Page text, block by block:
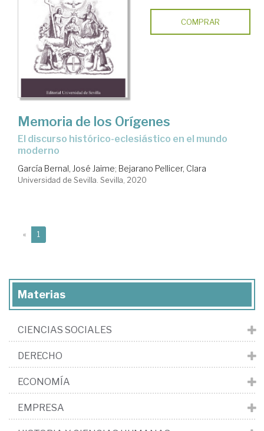
COMPRAR
Memoria de los Orígenes
el discurso histórico-eclesiástico en el mundo
moderno
García Bernal, José Jaime; Bejarano Pellicer, Clara
Universidad de Sevilla. Sevilla, 2020
« 1
Materias
CIENCIAS SOCIALES
DERECHO
ECONOMÍA
EMPRESA